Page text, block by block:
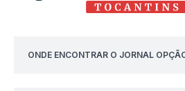
ONDE ENCONTRAR O JORNAL